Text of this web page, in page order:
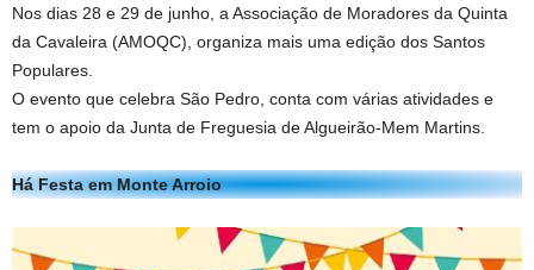
Nos dias 28 e 29 de junho, a Associação de Moradores da Quinta
da Cavaleira (AMOQC), organiza mais uma edição dos Santos
Populares.
O evento que celebra São Pedro, conta com várias atividades e
tem o apoio da Junta de Freguesia de Algueirão-Mem Martins.
Há Festa em Monte Arroio